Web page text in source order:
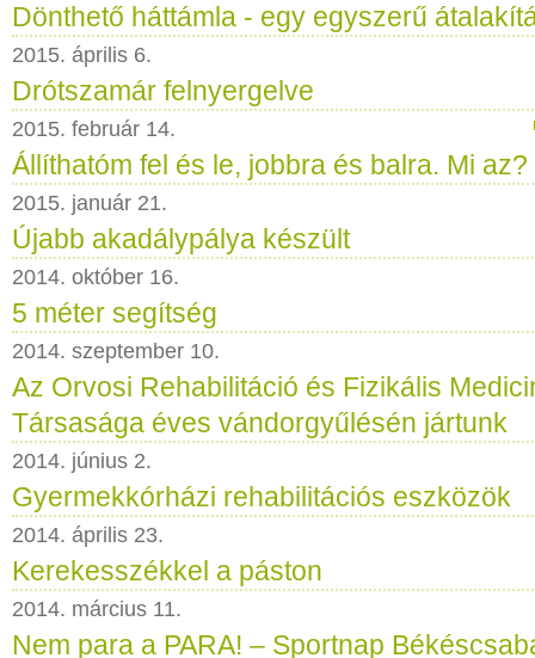
Dönthető háttámla - egy egyszerű
2015. április 6.
Drótszamár felnyergelve
2015. február 14.
Állíthatóm fel és le, jobbra és balra. Mi az?
2015. január 21.
Újabb akadálypálya készült
2014. október 16.
5 méter segítség
2014. szeptember 10.
Az Orvosi Rehabilitáció és Fizikális
Társasága éves vándorgyűlésén jártunk
2014. június 2.
Gyermekkórházi rehabilitációs eszközök
2014. április 23.
Kerekesszékkel a páston
2014. március 11.
Nem para a PARA! – Sportnap